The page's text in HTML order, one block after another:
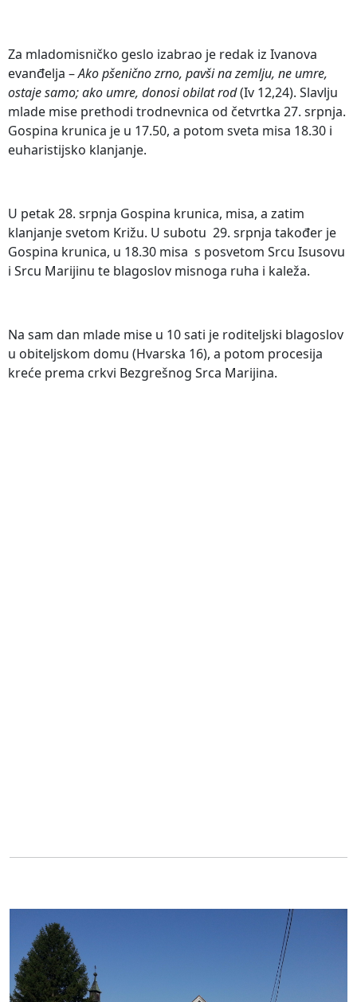
Za mladomisničko geslo izabrao je redak iz Ivanova
evanđelja –Ako pšenično zrno, pavši na zemlju, ne umre,
ostaje samo; ako umre, donosi obilat rod(Iv 12,24). Slavlju
mlade mise prethodi trodnevnica od četvrtka 27. srpnja.
Gospina krunica je u 17.50, a potom sveta misa 18.30 i
euharistijsko klanjanje.
U petak 28. srpnja Gospina krunica, misa, a zatim
klanjanje svetom Križu. U subotu 29. srpnja također je
Gospina krunica, u 18.30 misa s posvetom Srcu Isusovu
i Srcu Marijinu te blagoslov misnoga ruha i kaleža.
Na sam dan mlade mise u 10 sati je roditeljski blagoslov
u obiteljskom domu (Hvarska 16), a potom procesija
kreće prema crkvi Bezgrešnog Srca Marijina.